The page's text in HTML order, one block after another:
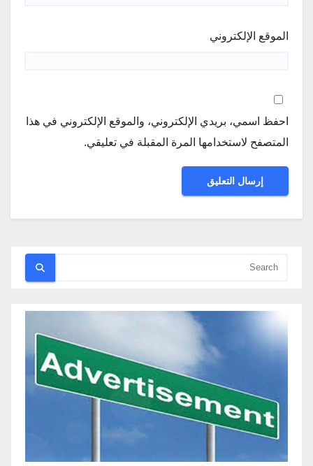
الموقع الإلكتروني
احفظ اسمي، بريدي الإلكتروني، والموقع الإلكتروني في هذا
المتصفح لاستخدامها المرة المقبلة في تعليقي.